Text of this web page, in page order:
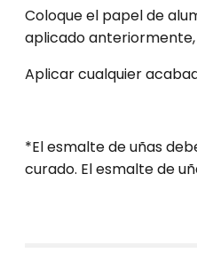
Coloque el papel de
aplicado
Aplicar cualquier
*El esmalte de uñas
curado. El esmalte de